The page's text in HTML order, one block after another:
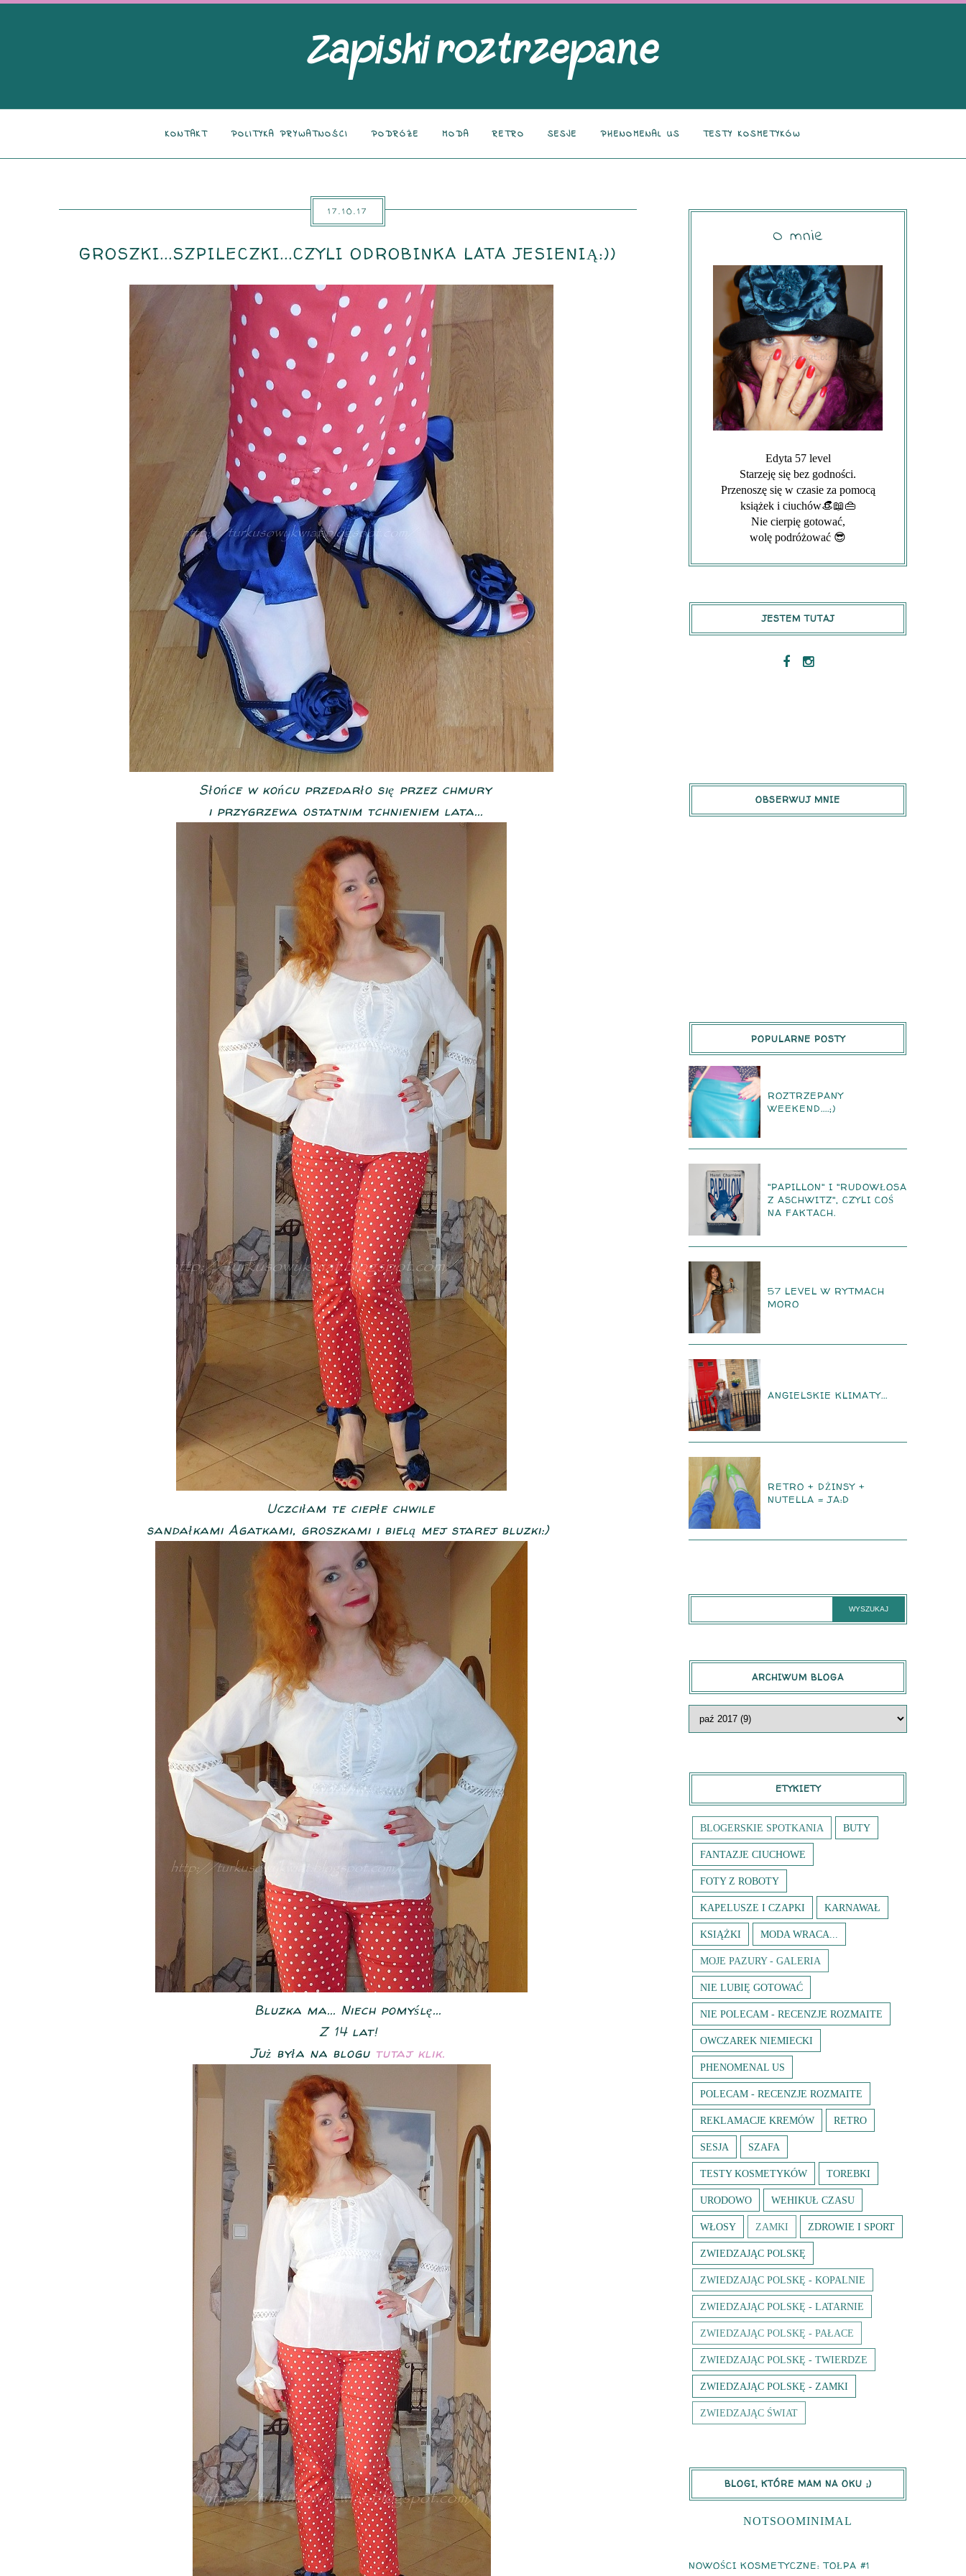
KONTAKT POLITYKA PRYWATNOŚCI PODRÓŻE MODA RETRO SESJE PHENOMENAL US TESTY KOSMETYKÓW
17.10.17
GROSZKI...SZPILECZKI...CZYLI ODROBINKA LATA JESIENIĄ:))
Słońce w końcu przedarło się przez chmury
i przygrzewa ostatnim tchnieniem lata...
Uczciłam te ciepłe chwile
sandałkami Agatkami, groszkami i bielą mej starej bluzki:)
Bluzka ma... Niech pomyślę...
Z 14 lat!
Już była na blogu tutaj klik.
O mnie
Edyta 57 level
Starzeję się bez godności.
Przenoszę się w czasie za pomocą
książek i ciuchów👒📖👜
Nie cierpię gotować,
wolę podróżować 😎
JESTEM TUTAJ
OBSERWUJ MNIE
POPULARNE POSTY
ROZTRZEPANY
WEEKEND....;)
"PAPILLON" I "RUDOWŁOSA
Z ASCHWITZ", CZYLI COŚ
NA FAKTACH.
57 LEVEL W RYTMACH
MORO
ANGIELSKIE KLIMATY...
RETRO + DŻINSY +
NUTELLA = JA:D
ARCHIWUM BLOGA
ETYKIETY
BLOGERSKIE SPOTKANIA BUTY
FANTAZJE CIUCHOWE
FOTY Z ROBOTY
KAPELUSZE I CZAPKI KARNAWAŁ
KSIĄŻKI MODA WRACA...
MOJE PAZURY - GALERIA
NIE LUBIĘ GOTOWAĆ
NIE POLECAM - RECENZJE ROZMAITE
OWCZAREK NIEMIECKI
PHENOMENAL US
POLECAM - RECENZJE ROZMAITE
REKLAMACJE KREMÓW RETRO
SESJA SZAFA
TESTY KOSMETYKÓW TOREBKI
URODOWO WEHIKUŁ CZASU
WŁOSY ZAMKI ZDROWIE I SPORT
ZWIEDZAJĄC POLSKĘ
ZWIEDZAJĄC POLSKĘ - KOPALNIE
ZWIEDZAJĄC POLSKĘ - LATARNIE
ZWIEDZAJĄC POLSKĘ - PAŁACE
ZWIEDZAJĄC POLSKĘ - TWIERDZE
ZWIEDZAJĄC POLSKĘ - ZAMKI
ZWIEDZAJĄC ŚWIAT
BLOGI, KTÓRE MAM NA OKU ;)
NOTSOOMINIMAL
NOWOŚCI KOSMETYCZNE: TOŁPA #1